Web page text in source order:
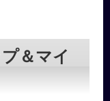
＆マイ